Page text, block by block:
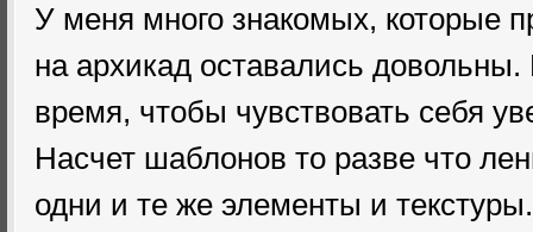
У меня много знакомых, которые
на архикад оставались
время, чтобы чувствовать себя
Насчет шаблонов то разве что
одни и те же элементы и